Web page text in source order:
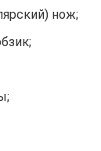
нож;